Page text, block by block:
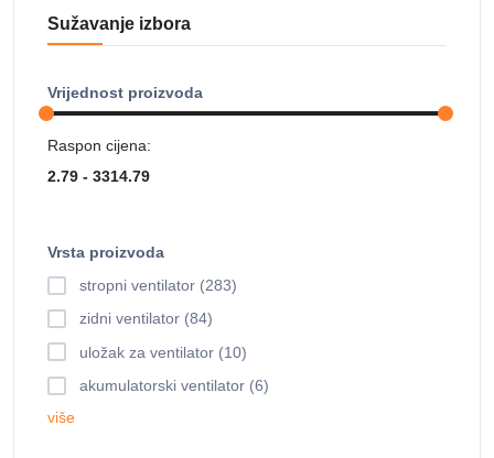
Sužavanje izbora
Vrijednost proizvoda
Raspon cijena:
Vrsta proizvoda
stropni ventilator (283)
zidni ventilator (84)
uložak za ventilator (10)
akumulatorski ventilator (6)
više